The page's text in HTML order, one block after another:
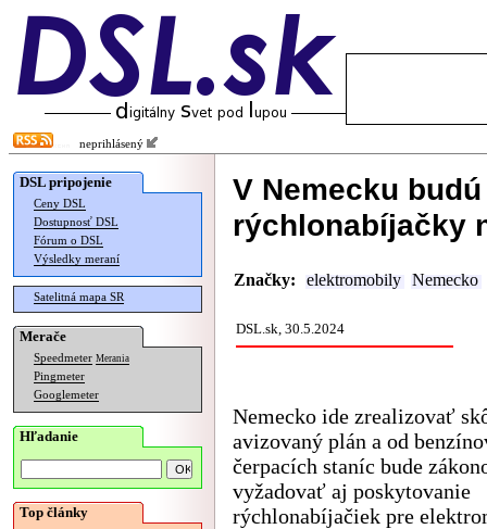
neprihlásený
DSL pripojenie
Ceny DSL
Dostupnosť DSL
Fórum o DSL
Výsledky meraní
Satelitná mapa SR
Merače
Speedmeter Merania
Pingmeter
Googlemeter
Hľadanie
Top články
V Nemecku
rýchlonabíjačky
Značky: elektromobily Nemecko
DSL.sk, 30.5.2024
Nemecko ide zrealizovať
avizovaný plán a od
čerpacích staníc bude
vyžadovať aj poskytovanie
rýchlonabíjačiek pre